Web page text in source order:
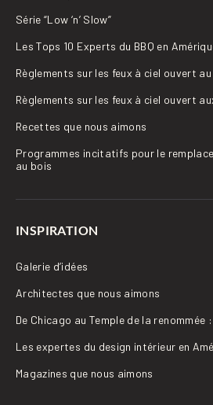
Série “Low ‘n’ Slow”
Les Tops 10 Experts du BBQ en
Règlements sur les feux à ciel ouvert
Règlements sur les feux à ciel ouvert
Recettes que nous aimons
Programmes incitatifs pour le
au bois
INSPIRATION
Galerie d’idées
Architectes que nous aimons
De Chicago au Temple de la renommée
Les expertes du design intérieur en
Magazines que nous aimons